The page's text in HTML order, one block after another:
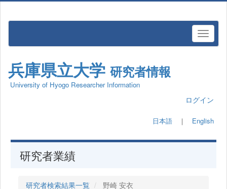
兵庫県立大学 研究者情報
University of Hyogo Researcher Information
ログイン
日本語 ｜ English
研究者業績
研究者検索結果一覧 野崎 安衣